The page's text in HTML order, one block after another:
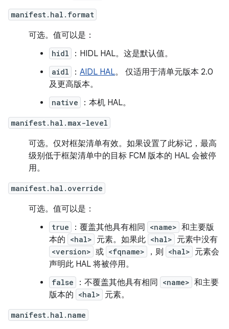
manifest.hal.format
可选。值可以是：
hidl ：HIDL HAL。这是默认值。
aidl ： AIDL HAL。 仅适用于清单元版本 2.0
及更高版本。
native ：本机 HAL。
manifest.hal.max-level
可选。仅对框架清单有效。如果设置了此标记，最高
级别低于框架清单中的目标 FCM 版本的 HAL 会被停
用。
manifest.hal.override
可选。值可以是：
true ：覆盖其他具有相同 <name> 和主要版
本的 <hal> 元素。如果此 <hal> 元素中没有
<version> 或 <fqname> ，则 <hal> 元素会
声明此 HAL 将被停用。
false ：不覆盖其他具有相同 <name> 和主要
版本的 <hal> 元素。
manifest.hal.name